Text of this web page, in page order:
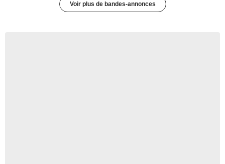
Voir plus de bandes-annonces